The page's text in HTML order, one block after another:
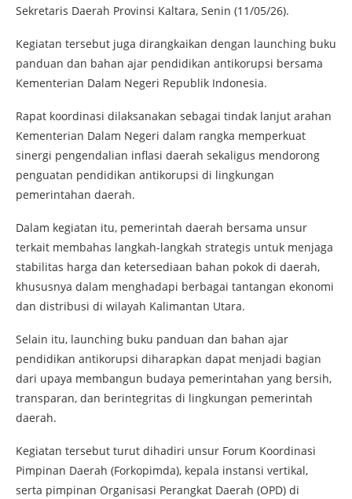
Sekretaris Daerah Provinsi Kaltara, Senin (11/05/26).
Kegiatan tersebut juga dirangkaikan dengan launching buku
panduan dan bahan ajar pendidikan antikorupsi bersama
Kementerian Dalam Negeri Republik Indonesia.
Rapat koordinasi dilaksanakan sebagai tindak lanjut arahan
Kementerian Dalam Negeri dalam rangka memperkuat
sinergi pengendalian inflasi daerah sekaligus mendorong
penguatan pendidikan antikorupsi di lingkungan
pemerintahan daerah.
Dalam kegiatan itu, pemerintah daerah bersama unsur
terkait membahas langkah-langkah strategis untuk menjaga
stabilitas harga dan ketersediaan bahan pokok di daerah,
khususnya dalam menghadapi berbagai tantangan ekonomi
dan distribusi di wilayah Kalimantan Utara.
Selain itu, launching buku panduan dan bahan ajar
pendidikan antikorupsi diharapkan dapat menjadi bagian
dari upaya membangun budaya pemerintahan yang bersih,
transparan, dan berintegritas di lingkungan pemerintah
daerah.
Kegiatan tersebut turut dihadiri unsur Forum Koordinasi
Pimpinan Daerah (Forkopimda), kepala instansi vertikal,
serta pimpinan Organisasi Perangkat Daerah (OPD) di